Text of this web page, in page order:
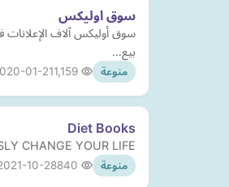
سوق اوليكس
سوق أوليكس آلاف
بيع…
منوعة 01-21
Diet Books
CHANGE YOUR LIFE
منوعة 10-28